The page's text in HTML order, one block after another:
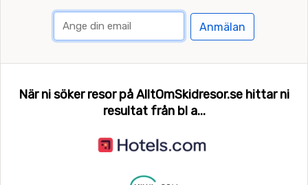
Anmälan
När ni söker resor på AlltOmSkidresor.se hittar ni
resultat från bl a...